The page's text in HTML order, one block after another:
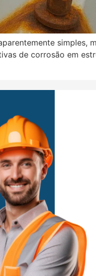
simples,
de corrosão em